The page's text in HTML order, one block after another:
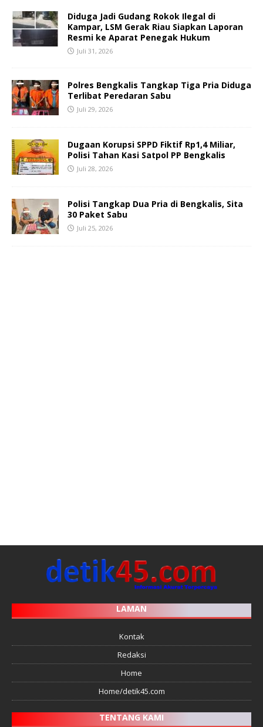
Diduga Jadi Gudang Rokok Ilegal di
Kampar, LSM Gerak Riau Siapkan Laporan
Resmi ke Aparat Penegak Hukum
Juli 31, 2026
Polres Bengkalis Tangkap Tiga Pria Diduga
Terlibat Peredaran Sabu
Juli 29, 2026
Dugaan Korupsi SPPD Fiktif Rp1,4 Miliar,
Polisi Tahan Kasi Satpol PP Bengkalis
Juli 28, 2026
Polisi Tangkap Dua Pria di Bengkalis, Sita
30 Paket Sabu
Juli 25, 2026
LAMAN
Kontak
Redaksi
Home
Home/detik45.com
TENTANG KAMI